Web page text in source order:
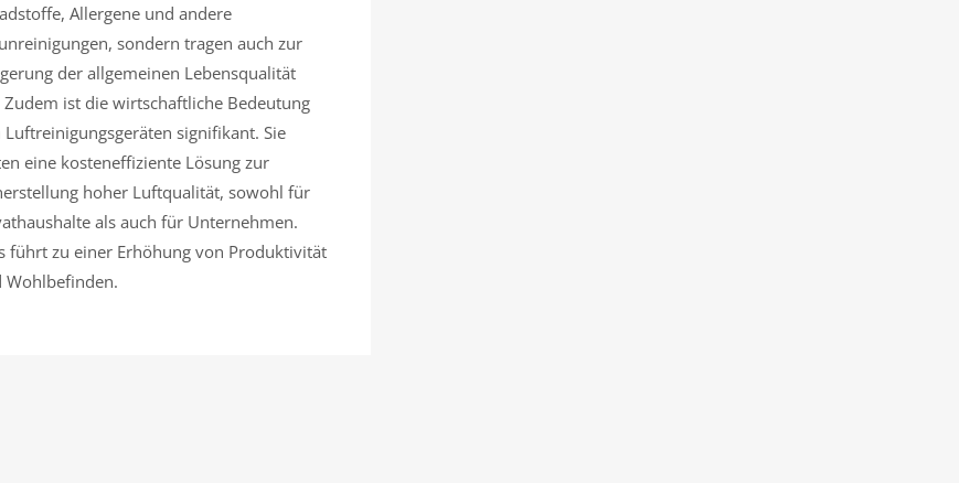
Allergene und andere
sondern tragen auch zur
der allgemeinen Lebensqualität
Zudem ist die wirtschaftliche Bedeutung
Luftreinigungsgeräten signifikant. Sie
eine kosteneffiziente Lösung zur
hoher Luftqualität, sowohl für
als auch für Unternehmen.
führt zu einer Erhöhung von Produktivität
Wohlbefinden.